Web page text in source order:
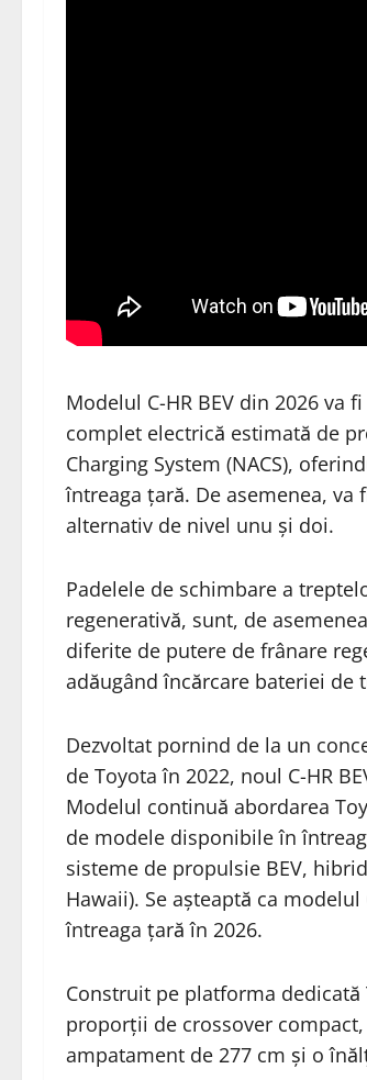
Modelul C-HR BEV din 2026 va
complet electrică estimată de
Charging System (NACS),
întreaga țară. De asemenea,
alternativ de nivel unu și doi.
Padelele de schimbare a
regenerativă, sunt, de
diferite de putere de frânare
adăugând încărcare bateriei de
Dezvoltat pornind de la un
de Toyota în 2022, noul C-HR
Modelul continuă abordarea
de modele disponibile în
sisteme de propulsie BEV,
Hawaii). Se așteaptă ca
întreaga țară în 2026.
Construit pe platforma dedicată
proporții de crossover
ampatament de 277 cm și o